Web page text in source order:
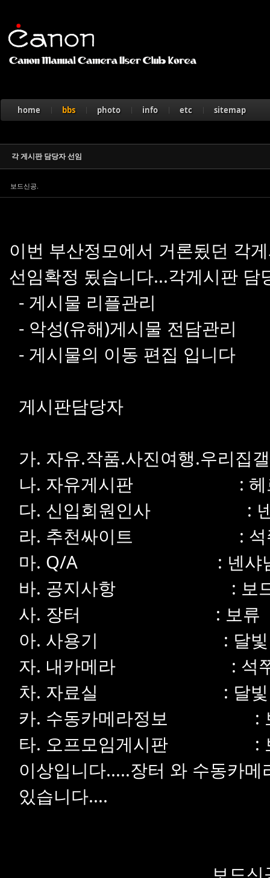
home bbs photo info etc sitemap
각 게시판 담당자 선임
보드신공.
이번 부산정모에서 거론됬던 각
선임확정 됬습니다...각게시판 담
- 게시물 리플관리
- 악성(유해)게시물 전담관리
- 게시물의 이동 편집 입니다
게시판담당자
가. 자유.작품.사진여행.우리집
나. 자유게시판 : 헤
다. 신입회원인사 : 넨
라. 추천싸이트 : 석
마. Q/A : 넨샤
바. 공지사항 : 보드
사. 장터 : 보류
아. 사용기 : 달빛
자. 내카메라 : 석쭈
차. 자료실 : 달빛
카. 수동카메라정보 :
타. 오프모임게시판 : 보
이상입니다.....장터 와 수동카
있습니다....
Sketchbook5, 스케치북5
Sketchbook5, 스케치북5